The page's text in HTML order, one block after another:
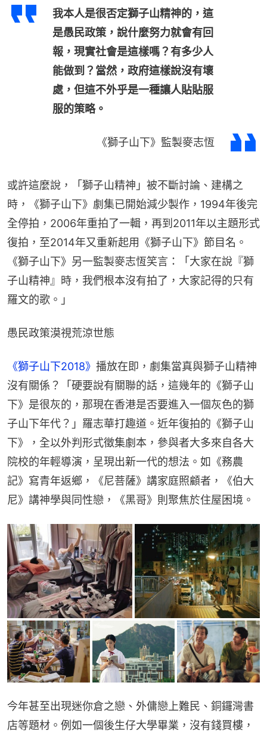
我本人是很否定獅子山精神的，這
是愚民政策，說什麼努力就會有回
報，現實社會是這樣嗎？有多少人
能做到？當然，政府這樣說沒有壞
處，但這不外乎是一種讓人貼貼服
服的策略。
《獅子山下》監製麥志恆
或許這麼說，「獅子山精神」被不斷討論、建構之
時，《獅子山下》劇集已開始減少製作，1994年後完
全停拍，2006年重拍了一輯，再到2011年以主題形式
復拍，至2014年又重新起用《獅子山下》節目名。
《獅子山下》另一監製麥志恆笑言：「大家在說『獅
子山精神』時，我們根本沒有拍了，大家記得的只有
羅文的歌。」
愚民政策漠視荒涼世態
《獅子山下2018》 播放在即，劇集當真與獅子山精神
沒有關係？「硬要說有關聯的話，這幾年的《獅子山
下》是很灰的，那現在香港是否要進入一個灰色的獅
子山下年代？」羅志華打趣道。近年復拍的《獅子山
下》，全以外判形式徵集劇本，參與者大多來自各大
院校的年輕導演，呈現出新一代的想法。如《務農
記》寫青年返鄉，《尼菩薩》講家庭照顧者，《伯大
尼》講神學與同性戀，《黑哥》則聚焦於住屋困境。
今年甚至出現迷你倉之戀、外傭戀上難民、銅鑼灣書
店等題材。例如一個後生仔大學畢業，沒有錢買樓，